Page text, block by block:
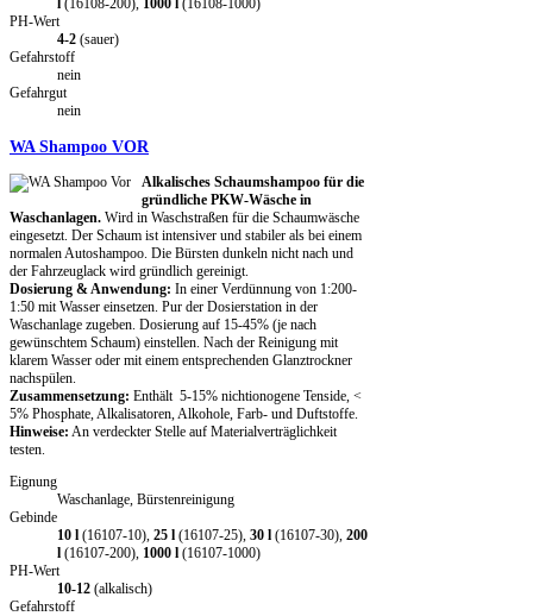
l (16108-200), 1000 l (16108-1000)
PH-Wert
4-2 (sauer)
Gefahrstoff
nein
Gefahrgut
nein
WA Shampoo VOR
Alkalisches Schaumshampoo für die
gründliche PKW-Wäsche in
Waschanlagen. Wird in Waschstraßen für die Schaumwäsche
eingesetzt. Der Schaum ist intensiver und stabiler als bei einem
normalen Autoshampoo. Die Bürsten dunkeln nicht nach und
der Fahrzeuglack wird gründlich gereinigt.
Dosierung & Anwendung: In einer Verdünnung von 1:200-
1:50 mit Wasser einsetzen. Pur der Dosierstation in der
Waschanlage zugeben. Dosierung auf 15-45% (je nach
gewünschtem Schaum) einstellen. Nach der Reinigung mit
klarem Wasser oder mit einem entsprechenden Glanztrockner
nachspülen.
Zusammensetzung: Enthält 5-15% nichtionogene Tenside, <
5% Phosphate, Alkalisatoren, Alkohole, Farb- und Duftstoffe.
Hinweise: An verdeckter Stelle auf Materialverträglichkeit
testen.
Eignung
Waschanlage, Bürstenreinigung
Gebinde
10 l (16107-10), 25 l (16107-25), 30 l (16107-30), 200
l (16107-200), 1000 l (16107-1000)
PH-Wert
10-12 (alkalisch)
Gefahrstoff